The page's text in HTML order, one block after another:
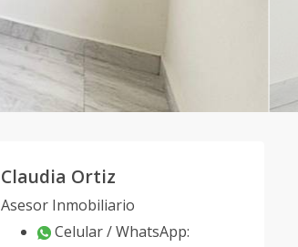
Claudia Ortiz
Asesor Inmobiliario
Celular / WhatsApp: